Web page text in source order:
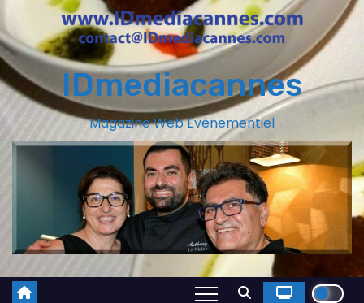
IDmediacannes
Magazine Web Evénementiel